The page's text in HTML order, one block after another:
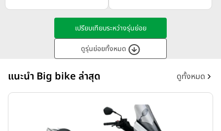
เปรียบเทียบระหว่างรุ่นย่อย
ดูรุ่นย่อยทั้งหมด
แนะนำ Big bike ล่าสุด ดูทั้งหมด